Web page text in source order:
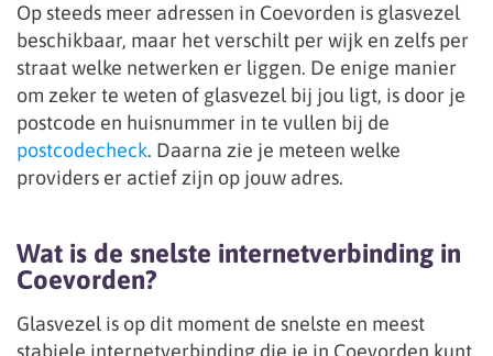
Op steeds meer adressen in Coevorden is glasvezel
beschikbaar, maar het verschilt per wijk en zelfs per
straat welke netwerken er liggen. De enige manier
om zeker te weten of glasvezel bij jou ligt, is door je
postcode en huisnummer in te vullen bij de
postcodecheck. Daarna zie je meteen welke
providers er actief zijn op jouw adres.
Wat is de snelste internetverbinding in
Coevorden?
Glasvezel is op dit moment de snelste en meest
stabiele internetverbinding die je in Coevorden kunt